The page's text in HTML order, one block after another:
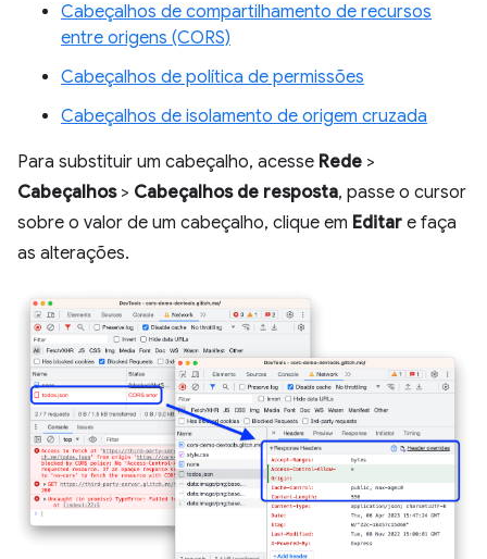
Cabeçalhos de compartilhamento de recursos
entre origens (CORS)
Cabeçalhos de política de permissões
Cabeçalhos de isolamento de origem cruzada
Para substituir um cabeçalho, acesse Rede >
Cabeçalhos> Cabeçalhos de resposta, passe o cursor
sobre o valor de um cabeçalho, clique em Editar e faça
as alterações.